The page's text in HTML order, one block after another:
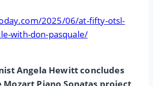
2025/06/at-fifty-otsl-
with-don-pasquale/
Angela Hewitt concludes